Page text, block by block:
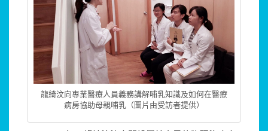
龍綺汶向專業醫療人員義務講解哺乳知識及如何在醫療
病房協助母親哺乳（圖片由受訪者提供）